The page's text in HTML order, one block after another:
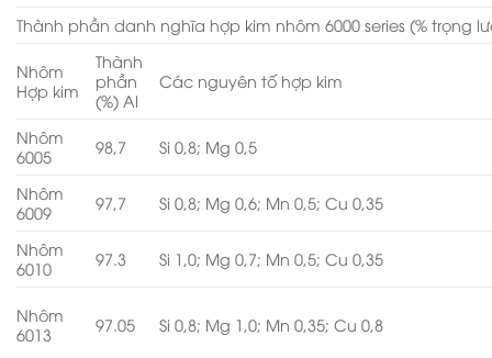
Thành phần danh nghĩa hợp kim nhôm 6000 series (% trọng
Nhôm
Hợp kim
Thành
phần
(%) Al
Các nguyên tố hợp kim
Nhôm
6005
98,7 Si 0,8; Mg 0,5
Nhôm
6009
97,7 Si 0,8; Mg 0,6; Mn 0,5; Cu 0,35
Nhôm
6010
97.3 Si 1,0; Mg 0,7; Mn 0,5; Cu 0,35
Nhôm
6013
97.05 Si 0,8; Mg 1,0; Mn 0,35; Cu 0,8